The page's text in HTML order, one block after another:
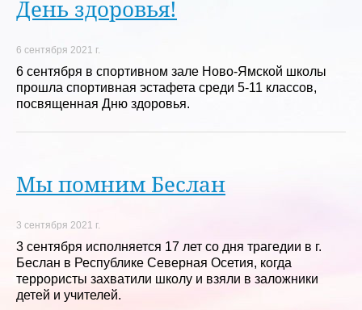
День здоровья!
6 сентября 2021 г.
6 сентября в спортивном зале Ново-Ямской школы
прошла спортивная эстафета среди 5-11 классов,
посвященная Дню здоровья.
Мы помним Беслан
3 сентября 2021 г.
3 сентября исполняется 17 лет со дня трагедии в г.
Беслан в Республике Северная Осетия, когда
террористы захватили школу и взяли в заложники
детей и учителей.